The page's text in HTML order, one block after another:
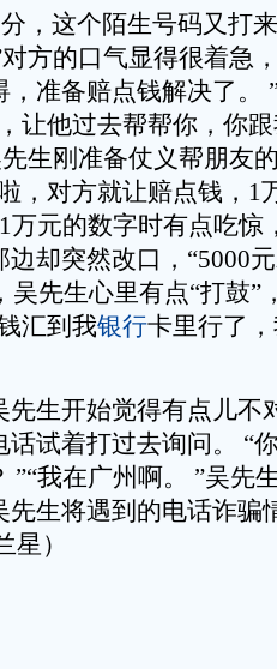
这个陌生号码又打来
方的口气显得很着急
准备赔点钱解决了。
让他过去帮帮你，你
生刚准备仗义帮朋友
，对方就让赔点钱，1
万元的数字时有点吃惊
却突然改口，“5000
吴先生心里有点“打鼓”
汇到我银行卡里行了
生开始觉得有点儿不
试着打过去询问。 “
”“我在广州啊。 ”吴先
生将遇到的电话诈骗
）